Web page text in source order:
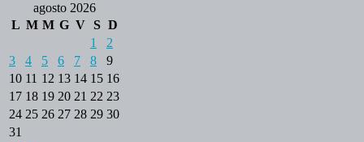
agosto 2026
L M M G V S D
1
2
3
4 5 6 7 8
9
10 11 12 13 14 15 16
17 18 19 20 21 22 23
24 25 26 27 28 29 30
31